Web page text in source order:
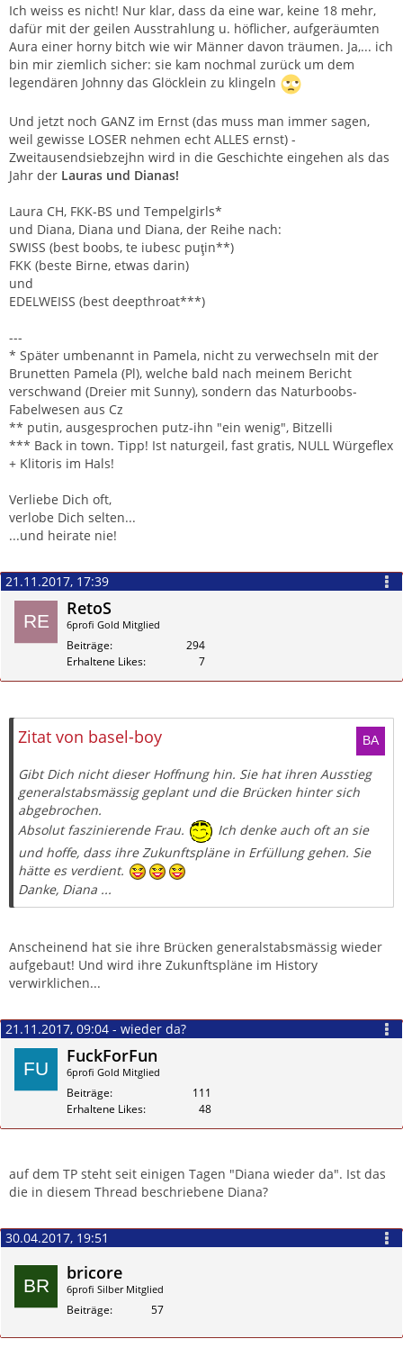
Ich weiss es nicht! Nur klar, dass da eine war, keine 18 mehr,
dafür mit der geilen Ausstrahlung u. höflicher, aufgeräumten
Aura einer horny bitch wie wir Männer davon träumen. Ja,... ich
bin mir ziemlich sicher: sie kam nochmal zurück um dem
legendären Johnny das Glöcklein zu klingeln
Und jetzt noch GANZ im Ernst (das muss man immer sagen,
weil gewisse LOSER nehmen echt ALLES ernst) -
Zweitausendsiebzejhn wird in die Geschichte eingehen als das
Jahr der Lauras und Dianas!
Laura CH, FKK-BS und Tempelgirls*
und Diana, Diana und Diana, der Reihe nach:
SWISS (best boobs, te iubesc puţin**)
FKK (beste Birne, etwas darin)
und
EDELWEISS (best deepthroat***)
---
* Später umbenannt in Pamela, nicht zu verwechseln mit der
Brunetten Pamela (Pl), welche bald nach meinem Bericht
verschwand (Dreier mit Sunny), sondern das Naturboobs-
Fabelwesen aus Cz
** putin, ausgesprochen putz-ihn "ein wenig", Bitzelli
*** Back in town. Tipp! Ist naturgeil, fast gratis, NULL Würgeflex
+ Klitoris im Hals!
Verliebe Dich oft,
verlobe Dich selten...
...und heirate nie!
21.11.2017, 17:39
RetoS
6profi Gold Mitglied
Beiträge
294
Erhaltene Likes
7
Zitat von basel-boy
Gibt Dich nicht dieser Hoffnung hin. Sie hat ihren Ausstieg
generalstabsmässig geplant und die Brücken hinter sich
abgebrochen.
Absolut faszinierende Frau.
Ich denke auch oft an sie
und hoffe, dass ihre Zukunftspläne in Erfüllung gehen. Sie
hätte es verdient.
Danke, Diana ...
Anscheinend hat sie ihre Brücken generalstabsmässig wieder
aufgebaut! Und wird ihre Zukunftspläne im History
verwirklichen...
Zitieren
21.11.2017, 09:04 - wieder da?
FuckForFun
6profi Gold Mitglied
Beiträge
111
Erhaltene Likes
48
auf dem TP steht seit einigen Tagen "Diana wieder da". Ist das
die in diesem Thread beschriebene Diana?
Zitieren
30.04.2017, 19:51
bricore
6profi Silber Mitglied
Beiträge 57